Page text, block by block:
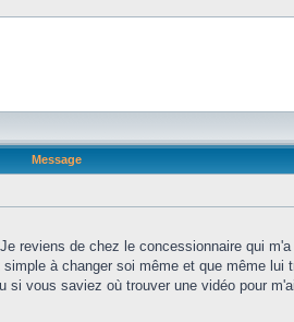
Message
reviens de chez le concessionnaire qui
à changer soi même et que même
vous saviez où trouver une vidéo pour